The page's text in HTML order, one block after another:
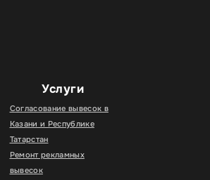
Услуги
Согласование вывесок в
Казани и Республике
Татарстан
Ремонт рекламных
вывесок